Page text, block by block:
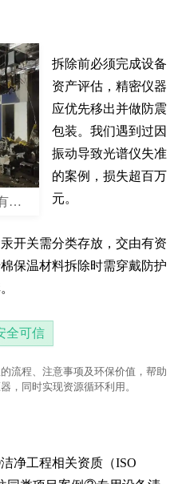
上海沪绿通再生资源利用有限公司
拆除前必须完成设备
资产评估，精密仪器
应优先移出并做防震
包装。我们遇到过因
振动导致光谱仪失准
的案例，损失超百万
元。
开关需分类存放，交由有资
保温材料拆除时需穿戴防护
全可信
流程、注意事项及环保价值，帮助
，同时实现资源循环利用。
净工程相关资质（ISO